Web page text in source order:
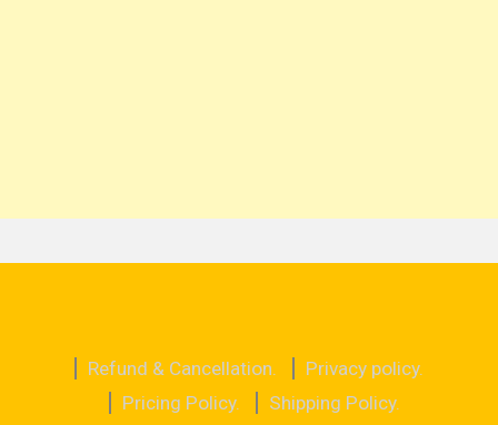
Refund & Cancellation.
Privacy policy.
Pricing Policy.
Shipping Policy.